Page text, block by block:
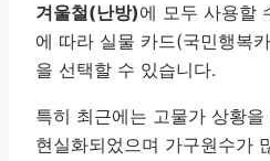
겨울철(난방)에 모두 사용할
에 따라 실물 카드(국민행복
을 선택할 수 있습니다.
특히 최근에는 고물가 상황
현실화되었으며 가구원수가